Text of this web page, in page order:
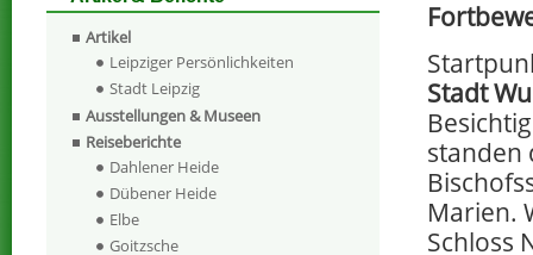
Stadt
standen
Marien.
Schloss
Artikel
Leipziger Persönlichkeiten
Stadt Leipzig
Ausstellungen & Museen
Reiseberichte
Dahlener Heide
Dübener Heide
Elbe
Goitzsche